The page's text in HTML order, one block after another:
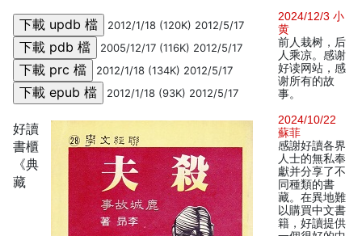
2012/1/18 (120K) 2012/5/17
2005/12/17 (116K) 2012/5/17
2012/1/18 (134K) 2012/5/17
2012/1/18 (93K) 2012/5/17
好讀
書櫃
《典
藏
2024/12/3 小
黄
前人栽树，后
人乘凉。感谢
好读网站，感
谢所有的故
事。
2024/10/22
蘇菲
感謝好讀各界
人士的無私奉
獻并分享了不
同種類的書
藏。在異地難
以購買中文書
籍，好讀提供